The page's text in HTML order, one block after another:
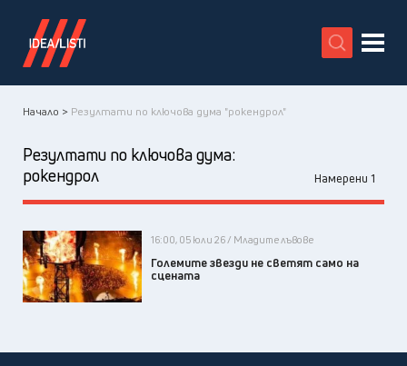
X
Начало > Резултати по ключова дума "рокендрол"
Резултати по ключова дума:
рокендрол
Намерени 1
16:00, 05 юли 26 / Младите лъвове
Големите звезди не светят само на
сцената